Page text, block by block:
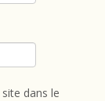
dans le